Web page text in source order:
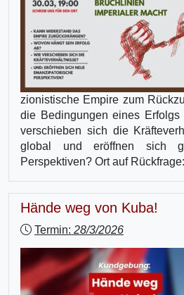
zionistische Empire zum
die Bedingungen eines
verschieben sich die
global und eröffnen sich
Perspektiven? Ort auf
Hände weg von Kuba!
Termin: 28/3/2026